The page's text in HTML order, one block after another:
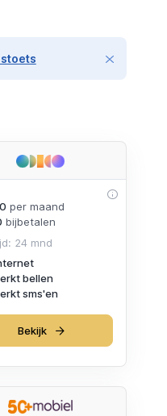
per maand
bijbetalen
24 mnd
bellen
sms'en
Bekijk